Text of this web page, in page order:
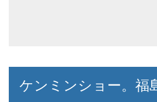
ケンミンショー。福